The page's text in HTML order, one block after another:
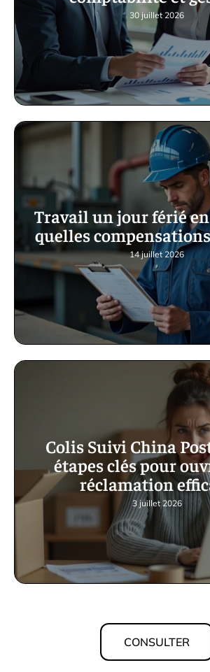
30 juillet 2026
Travail un jour férié
quelles
14 juillet 2026
Colis Suivi China
étapes clés pour
réclamation
3 juillet 2026
CONSULTER